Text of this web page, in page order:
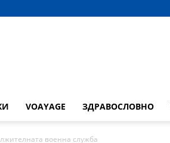
VOAYAGE ЗДРАВОСЛОВНО
военна служба